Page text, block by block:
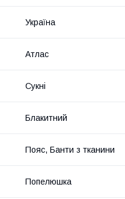
Україна
Атлас
Сукні
Блакитний
Пояс, Банти з тканини
Попелюшка